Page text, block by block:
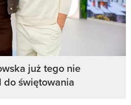
już tego nie
świętowania